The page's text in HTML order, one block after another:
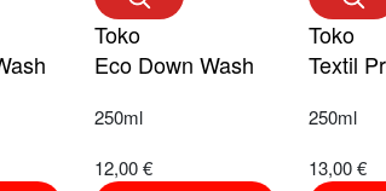
Toko
Eco Down Wash
250ml
12,00 €
Toko
Textil
250ml
13,00 €